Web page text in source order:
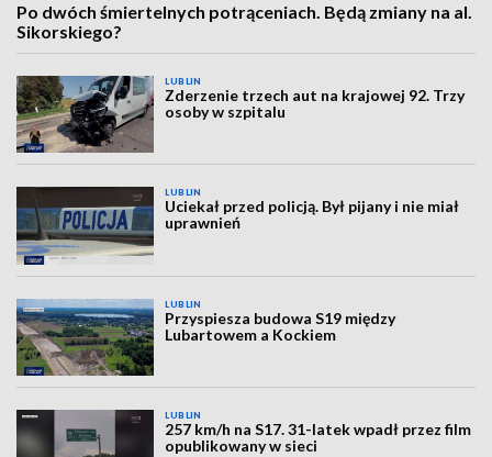
Po dwóch śmiertelnych potrąceniach. Będą zmiany na al.
Sikorskiego?
LUBLIN
Zderzenie trzech aut na krajowej 92. Trzy
osoby w szpitalu
LUBLIN
Uciekał przed policją. Był pijany i nie miał
uprawnień
LUBLIN
Przyspiesza budowa S19 między
Lubartowem a Kockiem
LUBLIN
257 km/h na S17. 31-latek wpadł przez film
opublikowany w sieci